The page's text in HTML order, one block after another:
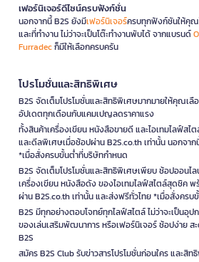
เฟอร์นิเจอร์ดีไซน์ครบฟังก์ชั่น
นอกจากนี้ B2S ยังมีเฟอร์นิเจอร์ครบทุกฟังก์ชันให้คุณ
และที่ทำงาน ไม่ว่าจะเป็นโต๊ะทำงานพับได้ จากแบรนด์
Furradecก็มีให้เลือกครบครัน
โปรโมชั่นและสิทธิพิเศษ
B2S จัดเต็มโปรโมชั่นและสิทธิพิเศษมากมายให้คุณเลื
อัปเดตทุกเดือนกับแคมเปญลดราคาแรง
ทั้งสินค้าเครื่องเขียน หนังสือขายดี และไอเทมไลฟ์ส
และดีลพิเศษเมื่อช้อปผ่าน B2S.co.th เท่านั้น นอกจา
*เมื่อสั่งครบขั้นต่ำที่บริษัทกำหนด
B2S จัดเต็มโปรโมชั่นและสิทธิพิเศษเพียบ ช้อปออนไ
เครื่องเขียน หนังสือดัง ของไอเทมไลฟ์สไตล์สุดชิค
ผ่าน B2S.co.th เท่านั้น และส่งฟรีทั่วไทย *เมื่อสั่งคร
B2S มีทุกอย่างตอบโจทย์ทุกไลฟ์สไตล์ ไม่ว่าจะเป็นอุ
ของเล่นเสริมพัฒนาการ หรือเฟอร์นิเจอร์ ช้อปง่าย ส
B2S
สมัคร B2S Club รับข่าวสารโปรโมชั่นก่อนใคร และสิ